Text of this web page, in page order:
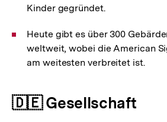
Kinder gegründet.
Heute gibt es über 300
weltweit, wobei die American
am weitesten verbreitet ist.
🇩🇪 Gesellschaft